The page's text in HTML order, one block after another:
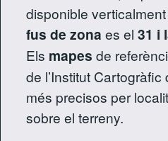
disponible
fus de zona es el 31 i
Els mapes de
de l’Institut
més precisos per
sobre el terreny.